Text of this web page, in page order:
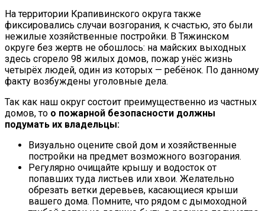
На территории Крапивинского округа также
фиксировались случаи возгорания, к счастью, это были
нежилые хозяйственные постройки. В Тяжинском
округе без жертв не обошлось: на майских выходных
здесь сгорело 98 жилых домов, пожар унёс жизнь
четырёх людей, один из которых — ребёнок. По данному
факту возбуждены уголовные дела.
Так как наш округ состоит преимущественно из частных
домов, то о пожарной безопасности должны
подумать их владельцы:
Визуально оцените свой дом и хозяйственные
постройки на предмет возможного возгорания.
Регулярно очищайте крышу и водосток от
попавших туда листьев или хвои. Желательно
обрезать ветки деревьев, касающиеся крыши
вашего дома. Помните, что рядом с дымоходной